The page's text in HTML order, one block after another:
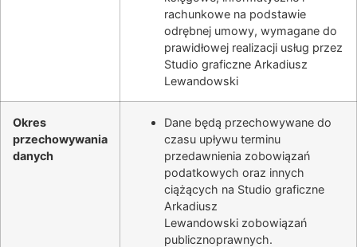
rachunkowe na podstawie
odrębnej umowy, wymagane do
prawidłowej realizacji usług przez
Studio graficzne Arkadiusz
Lewandowski
Okres
przechowywania
danych
Dane będą przechowywane do
czasu upływu terminu
przedawnienia zobowiązań
podatkowych oraz innych
ciążących na Studio graficzne
Arkadiusz
Lewandowski zobowiązań
publicznoprawnych.